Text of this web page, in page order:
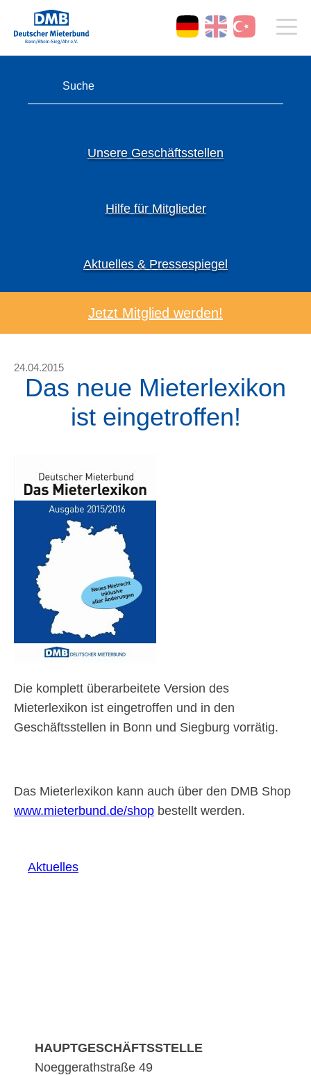
Unsere Geschäftsstellen
Hilfe für Mitglieder
Aktuelles & Pressespiegel
Jetzt Mitglied werden!
24.04.2015
Das neue Mieterlexikon
ist eingetroffen!
Die komplett überarbeitete Version des
Mieterlexikon ist eingetroffen und in den
Geschäftsstellen in Bonn und Siegburg vorrätig.
Das Mieterlexikon kann auch über den DMB Shop
www.mieterbund.de/shop bestellt werden.
Aktuelles
HAUPTGESCHÄFTSSTELLE
Noeggerathstraße 49